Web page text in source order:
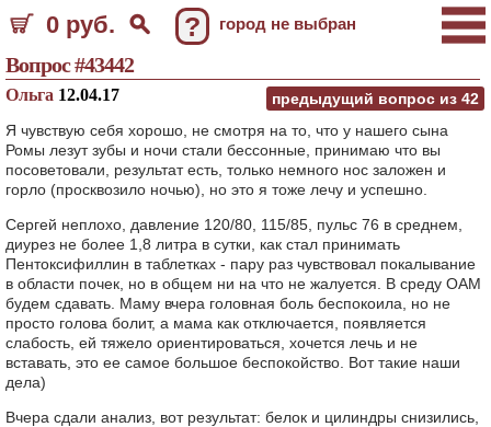
0 руб. ? город не выбран
Вопрос #43442
предыдущий вопрос из 42
Ольга 12.04.17
Я чувствую себя хорошо, не смотря на то, что у нашего сына
Ромы лезут зубы и ночи стали бессонные, принимаю что вы
посоветовали, результат есть, только немного нос заложен и
горло (просквозило ночью), но это я тоже лечу и успешно.
Сергей неплохо, давление 120/80, 115/85, пульс 76 в среднем,
диурез не более 1,8 литра в сутки, как стал принимать
Пентоксифиллин в таблетках - пару раз чувствовал покалывание
в области почек, но в общем ни на что не жалуется. В среду ОАМ
будем сдавать. Маму вчера головная боль беспокоила, но не
просто голова болит, а мама как отключается, появляется
слабость, ей тяжело ориентироваться, хочется лечь и не
вставать, это ее самое большое беспокойство. Вот такие наши
дела)
Вчера сдали анализ, вот результат: белок и цилиндры снизились,